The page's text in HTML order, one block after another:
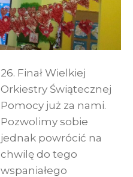
26. Finał Wielkiej
Orkiestry Świątecznej
Pomocy już za nami.
Pozwolimy sobie
jednak powrócić na
chwilę do tego
wspaniałego